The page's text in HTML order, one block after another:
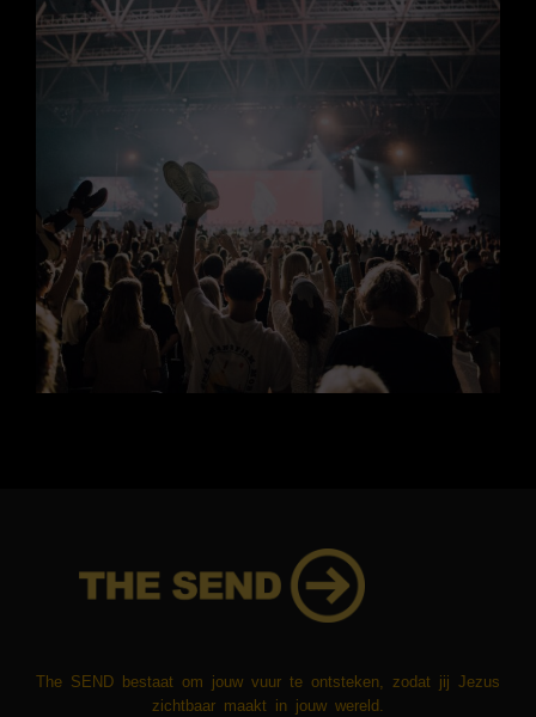
The SEND bestaat om jouw vuur te ontsteken, zodat jij Jezus
zichtbaar maakt in jouw wereld.